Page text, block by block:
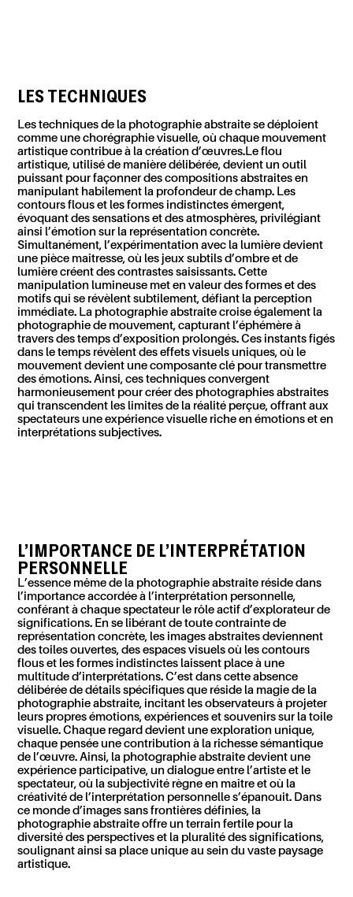
LES TECHNIQUES
Les techniques de la photographieabstraite se déploient
comme une chorégraphievisuelle, où chaque mouvement
artistique contribue à la créationd’œuvres. Le flou
artistique, utilisé de manière délibérée, devient un outil
puissant pour façonner des compositions abstraites en
manipulant habilement la profondeur de champ. Les
contours flous et les formes indistinctes émergent,
évoquant des sensations et des atmosphères, privilégiant
ainsi l’émotion sur la représentation concrète.
Simultanément, l’expérimentation avec la lumière devient
une pièce maîtresse, où les jeux subtils d’ombre et de
lumière créent des contrastes saisissants. Cette
manipulation lumineuse met en valeur des formes et des
motifs qui se révèlent subtilement, défiant la perception
immédiate. La photographie abstraitecroise également la
photographie de mouvement, capturant l’éphémère à
travers des temps d’exposition prolongés. Ces instants figés
dans le temps révèlent des effets visuels uniques, où le
mouvement devient une composante clé pour transmettre
desémotions. Ainsi, ces techniques convergent
harmonieusement pour créer des photographiesabstraites
qui transcendent les limites de la réalité perçue, offrant aux
spectateurs une expérience visuelle riche en émotions et en
interprétations subjectives.
L’IMPORTANCE DE L’INTERPRÉTATION
PERSONNELLE
L’essence même de la photographie abstraite réside dans
l’importance accordée à l’interprétation personnelle,
conférant à chaque spectateur le rôle actif d’explorateur de
significations. En se libérant de toute contrainte de
représentation concrète, les images abstraites deviennent
des toiles ouvertes, des espaces visuels où les contours
flous et les formes indistinctes laissent place à une
multitude d’interprétations. C’est dans cette absence
délibérée de détails spécifiques que réside la magie de la
photographie abstraite, incitant les observateurs à projeter
leurs propres émotions, expériences et souvenirs sur la toile
visuelle. Chaque regard devient une exploration unique,
chaque pensée une contribution à la richesse sémantique
de l’œuvre. Ainsi, la photographie abstraite devient une
expérience participative, un dialogue entre l’artiste et le
spectateur, où la subjectivité règne en maître et où la
créativité de l’interprétation personnelle s’épanouit. Dans
ce monde d’images sans frontières définies, la
photographie abstraite offre un terrain fertile pour la
diversité des perspectives et la pluralité des significations,
soulignant ainsi sa place unique au sein du vaste paysage
artistique.